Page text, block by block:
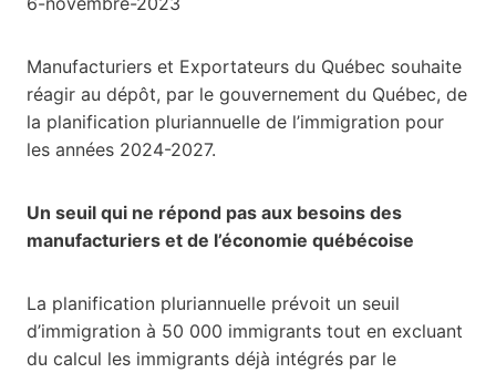
Manufacturiers et Exportateurs du Québec souhaite
réagir au dépôt, par le gouvernement du Québec, de
la planification pluriannuelle de l’immigration pour
les années 2024-2027.
Un seuil qui ne répond pas aux besoins des
manufacturiers et de l’économie québécoise
La planification pluriannuelle prévoit un seuil
d’immigration à 50 000 immigrants tout en excluant
du calcul les immigrants déjà intégrés par le